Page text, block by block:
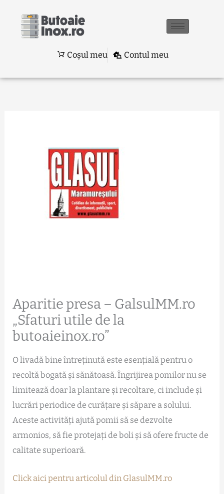
content
Coșul meu
Contul meu
Aparitie presa – GalsulMM.ro
„Sfaturi utile de la
butoaieinox.ro”
O livadă bine întreținută este esențială pentru o
recoltă bogată și sănătoasă. Îngrijirea pomilor nu se
limitează doar la plantare și recoltare, ci include și
lucrări periodice de curățare și săpare a solului.
Aceste activități ajută pomii să se dezvolte
armonios, să fie protejați de boli și să ofere fructe de
calitate superioară.
Click aici pentru articolul din GlasulMM.ro